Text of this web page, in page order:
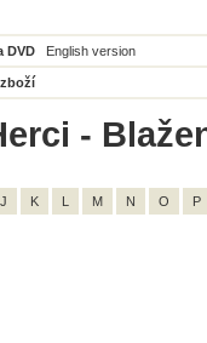
DVD English version
-
J K L M N O P